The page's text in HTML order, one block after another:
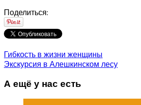
Поделиться:
Гибкость в жизни женщины
Экскурсия в Алешкинском лесу
А ещё у нас есть